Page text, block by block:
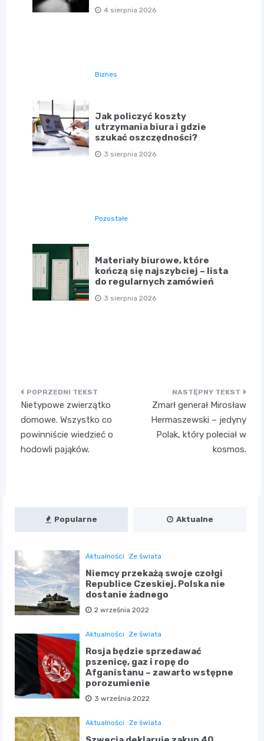
4 sierpnia 2026
Biznes
Jak policzyć koszty
utrzymania biura i gdzie
szukać oszczędności?
3 sierpnia 2026
Pozostałe
Materiały biurowe, które
kończą się najszybciej – lista
do regularnych zamówień
3 sierpnia 2026
Nawigacja
wpisu
Nietypowe zwierzątko
domowe. Wszystko co
powinniście wiedzieć o
hodowli pająków.
Zmarł generał Mirosław
Hermaszewski – jedyny
Polak, który poleciał w
kosmos.
Popularne Aktualne
Aktualności Ze świata
Niemcy przekażą swoje czołgi
Republice Czeskiej. Polska nie
dostanie żadnego
2 września 2022
Aktualności Ze świata
Rosja będzie sprzedawać
pszenicę, gaz i ropę do
Afganistanu – zawarto wstępne
porozumienie
3 września 2022
Aktualności Ze świata